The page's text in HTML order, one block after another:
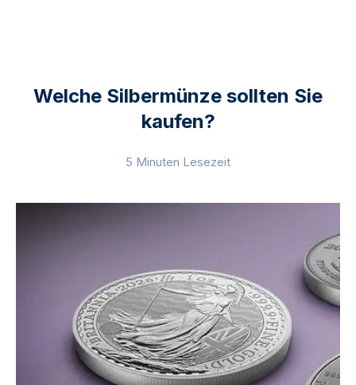
Welche Silbermünze sollten Sie
kaufen?
5 Minuten Lesezeit